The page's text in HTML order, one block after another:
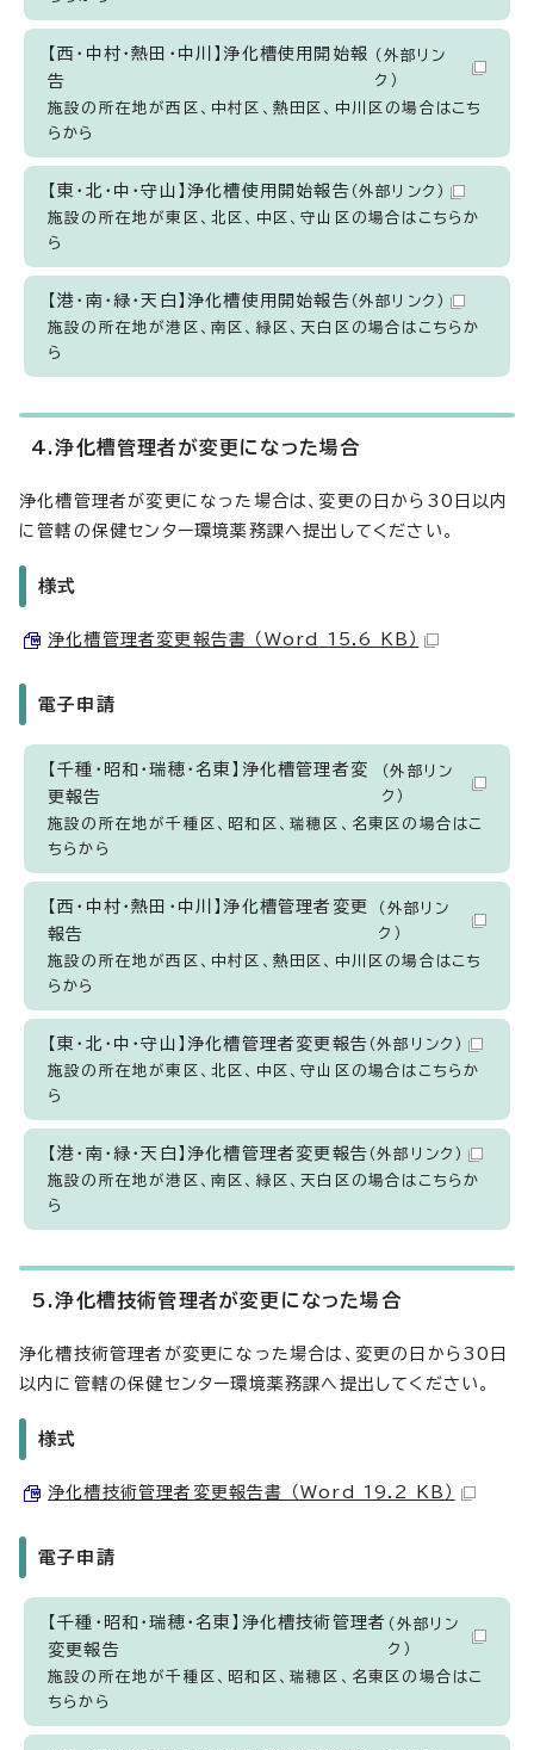
【西・中村・熱田・中川】浄化槽使用開始報
告
（外部リン
ク）
施設の所在地が西区、中村区、熱田区、中川区の場合はこち
らから
【東・北・中・守山】浄化槽使用開始報告 （外部リンク）
施設の所在地が東区、北区、中区、守山区の場合はこちらか
ら
【港・南・緑・天白】浄化槽使用開始報告 （外部リンク）
施設の所在地が港区、南区、緑区、天白区の場合はこちらか
ら
4.浄化槽管理者が変更になった場合
浄化槽管理者が変更になった場合は、変更の日から30日以内
に管轄の保健センター環境薬務課へ提出してください。
様式
浄化槽管理者変更報告書 （Word 15.6 KB）
電子申請
【千種・昭和・瑞穂・名東】浄化槽管理者変
更報告
（外部リン
ク）
施設の所在地が千種区、昭和区、瑞穂区、名東区の場合はこ
ちらから
【西・中村・熱田・中川】浄化槽管理者変更
報告
（外部リン
ク）
施設の所在地が西区、中村区、熱田区、中川区の場合はこち
らから
【東・北・中・守山】浄化槽管理者変更報告 （外部リンク）
施設の所在地が東区、北区、中区、守山区の場合はこちらか
ら
【港・南・緑・天白】浄化槽管理者変更報告 （外部リンク）
施設の所在地が港区、南区、緑区、天白区の場合はこちらか
ら
5.浄化槽技術管理者が変更になった場合
浄化槽技術管理者が変更になった場合は、変更の日から30日
以内に管轄の保健センター環境薬務課へ提出してください。
様式
浄化槽技術管理者変更報告書 （Word 19.2 KB）
電子申請
【千種・昭和・瑞穂・名東】浄化槽技術管理者
変更報告
（外部リン
ク）
施設の所在地が千種区、昭和区、瑞穂区、名東区の場合はこ
ちらから